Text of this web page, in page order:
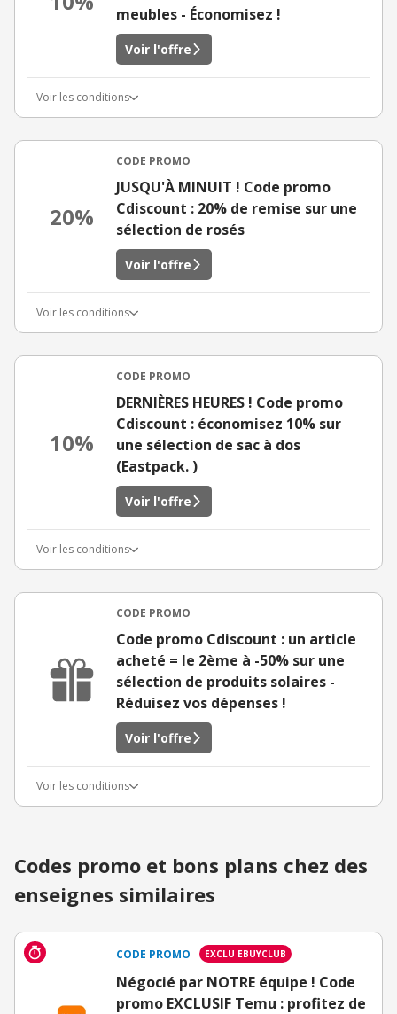
meubles - Économisez !
Voir l'offre
Voir les conditions
20%
CODE PROMO
JUSQU'À MINUIT ! Code promo
Cdiscount : 20% de remise sur une
sélection de rosés
Voir l'offre
Voir les conditions
10%
CODE PROMO
DERNIÈRES HEURES ! Code promo
Cdiscount : économisez 10% sur
une sélection de sac à dos
(Eastpack. )
Voir l'offre
Voir les conditions
CODE PROMO
Code promo Cdiscount : un article
acheté = le 2ème à -50% sur une
sélection de produits solaires -
Réduisez vos dépenses !
Voir l'offre
Voir les conditions
Codes promo et bons plans chez des
enseignes similaires
CODE PROMO EXCLU EBUYCLUB
Négocié par NOTRE équipe ! Code
promo EXCLUSIF Temu : profitez de